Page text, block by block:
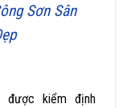
Sơn Sân
được kiểm định